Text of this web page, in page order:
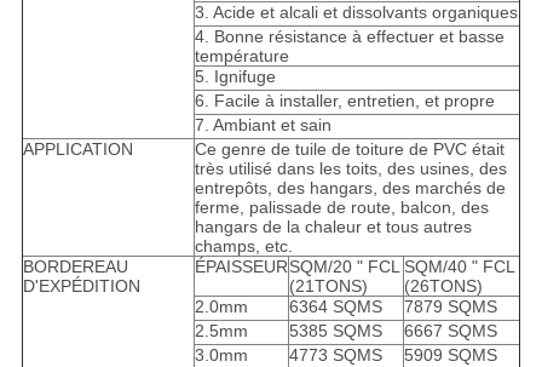
3. Acide et alcali et dissolvants organiques
4. Bonne résistance à effectuer et basse
température
5. Ignifuge
6. Facile à installer, entretien, et propre
7. Ambiant et sain
APPLICATION
Ce genre de tuile de toiture de PVC était
très utilisé dans les toits, des usines, des
entrepôts, des hangars, des marchés de
ferme, palissade de route, balcon, des
hangars de la chaleur et tous autres
champs, etc.
BORDEREAU
D'EXPÉDITION
ÉPAISSEURSQM/20 " FCL
(21TONS)
SQM/40 " FCL
(26TONS)
2.0mm
6364 SQMS
7879 SQMS
2.5mm
5385 SQMS
6667 SQMS
3.0mm
4773 SQMS
5909 SQMS